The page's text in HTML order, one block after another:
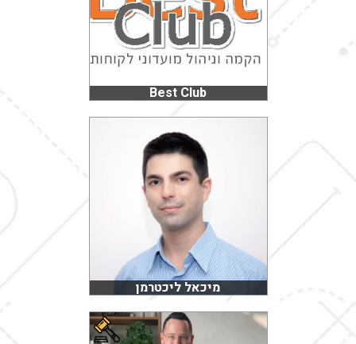
Best Club
מיכאל ליכטרמן